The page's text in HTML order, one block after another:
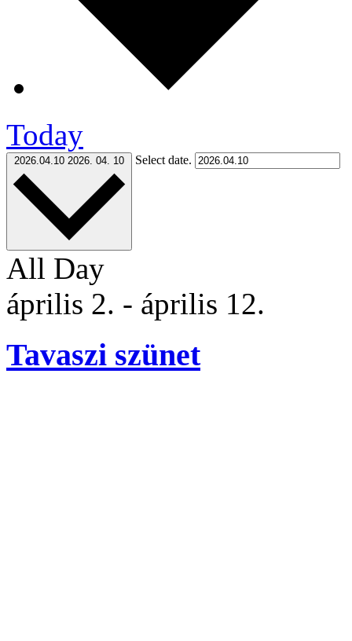
Today
2026.04.10 2026. 04. 10 Select date.
All Day
április 2. - április 12.
Tavaszi szünet